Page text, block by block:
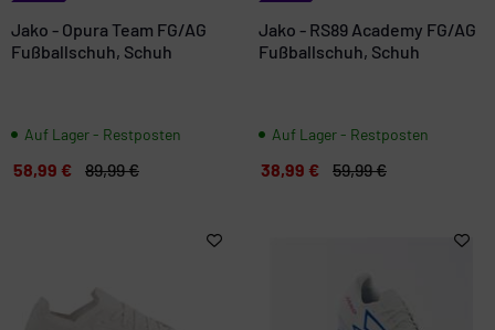
Jako - Opura Team FG/AG
Fußballschuh, Schuh
Auf Lager - Restposten
58,99 € 89,99 €
Jako - RS89 Academy FG/AG
Fußballschuh, Schuh
Auf Lager - Restposten
38,99 € 59,99 €